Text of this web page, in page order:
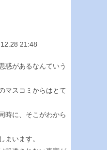
21:48
惑があるなんていう
マスコミからはとて
時に、そこがわから
まいます。